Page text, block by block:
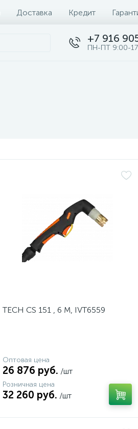
Доставка Кредит
+7 916
ПН-ПТ 9:00-
TECH CS 151 , 6 М, IVT6559
Оптовая цена
26 876 руб. /шт
Розничная цена
32 260 руб. /шт